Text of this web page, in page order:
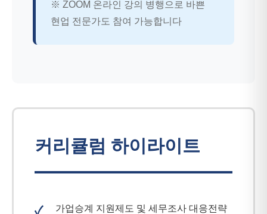
※ ZOOM 온라인 강의 병행으로 바쁜
현업 전문가도 참여 가능합니다
커리큘럼 하이라이트
✓ 가업승계 지원제도 및 세무조사 대응전략